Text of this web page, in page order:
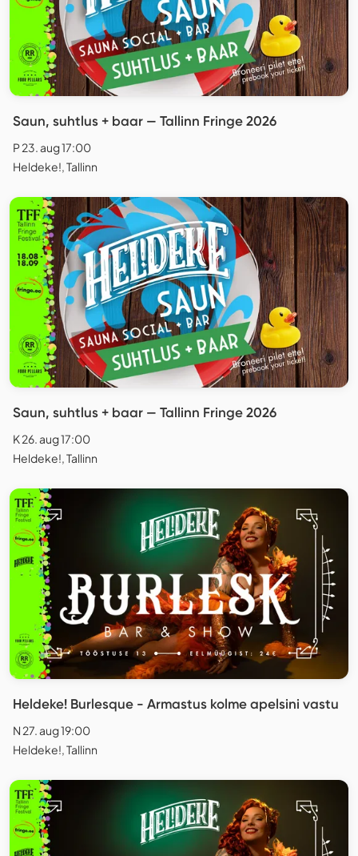
Saun, suhtlus + baar — Tallinn Fringe 2026
P 23. aug 17:00
Heldeke!, Tallinn
Saun, suhtlus + baar — Tallinn Fringe 2026
K 26. aug 17:00
Heldeke!, Tallinn
Heldeke! Burlesque - Armastus kolme apelsini vastu
N 27. aug 19:00
Heldeke!, Tallinn